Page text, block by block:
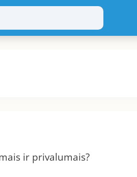
ir privalumais?